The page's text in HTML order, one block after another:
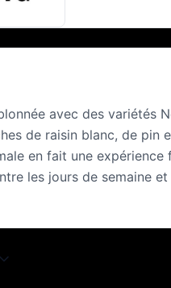
avec des variétés
de raisin blanc, de pin
en fait une expérience
les jours de semaine